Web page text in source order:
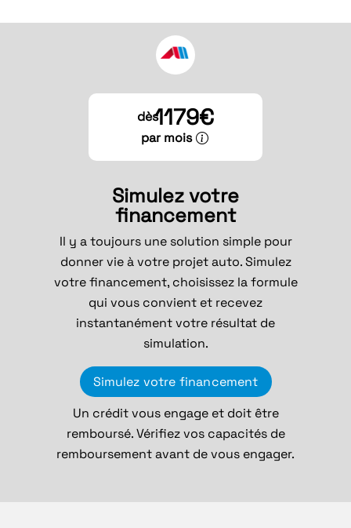
dès1179€
par mois
Simulez votre
financement
Il y a toujours une solution simple pour
donner vie à votre projet auto. Simulez
votre financement, choisissez la formule
qui vous convient et recevez
instantanément votre résultat de
simulation.
Simulez votre financement
Un crédit vous engage et doit être
remboursé. Vérifiez vos capacités de
remboursement avant de vous engager.